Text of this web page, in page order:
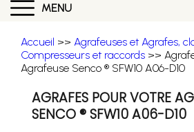
MENU
Accueil >> Agrafeuses et Agrafes,
Compresseurs et raccords >>
Agrafeuse Senco ® SFW10 A06-D10
AGRAFES POUR VOTRE
SENCO ® SFW10 A06-D10